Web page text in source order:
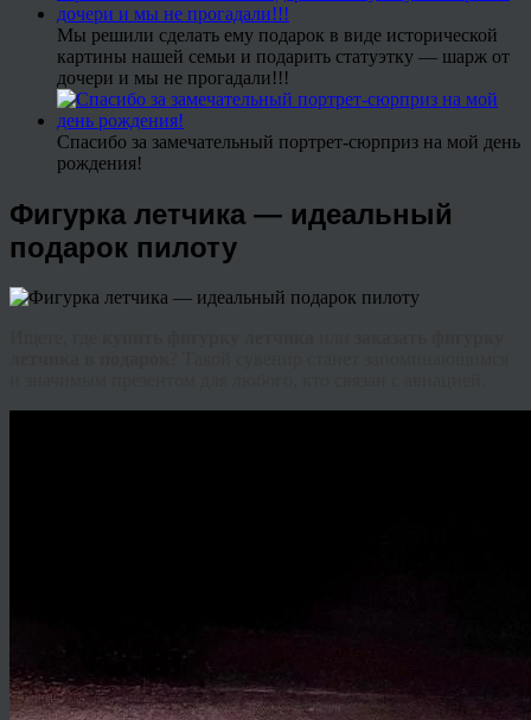
Мы решили сделать ему подарок в виде исторической
картины нашей семьи и подарить статуэтку — шарж от
дочери и мы не прогадали!!!
Спасибо за замечательный портрет-сюрприз на мой день
рождения!
Фигурка летчика — идеальный
подарок пилоту